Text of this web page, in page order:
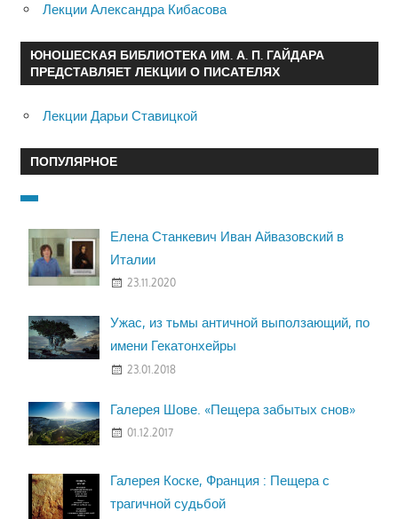
Лекции Александра Кибасова
ЮНОШЕСКАЯ БИБЛИОТЕКА ИМ. А. П. ГАЙДАРА
ПРЕДСТАВЛЯЕТ ЛЕКЦИИ О ПИСАТЕЛЯХ
Лекции Дарьи Ставицкой
ПОПУЛЯРНОЕ
Елена Станкевич Иван Айвазовский в
Италии
23.11.2020
Ужас, из тьмы античной выползающий, по
имени Гекатонхейры
23.01.2018
Галерея Шове. «Пещера забытых снов»
01.12.2017
Галерея Коске, Франция : Пещера с
трагичной судьбой